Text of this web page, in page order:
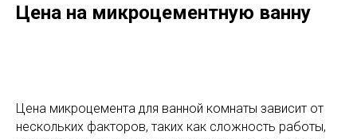
Цена на микроцементную ванну
Цена микроцемента для ванной комнаты зависит от
нескольких факторов, таких как сложность работы,